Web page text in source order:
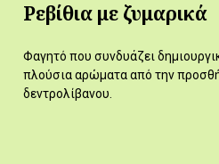
Ρεβίθια με ζυμαρικά
Φαγητό που συνδυάζει
πλούσια αρώματα από την
δεντρολίβανου.